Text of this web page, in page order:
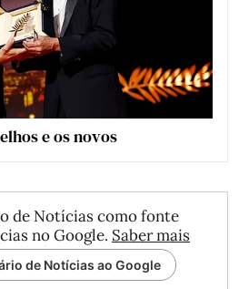
e os novos
de Notícias como fonte
no Google. Saber mais
de Notícias ao Google